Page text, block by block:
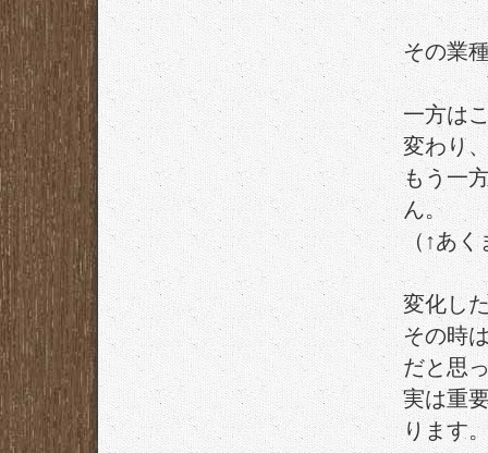
その業
一方は
変わり
もう一
ん。
（↑あ
変化し
その時
だと思
実は重
ります